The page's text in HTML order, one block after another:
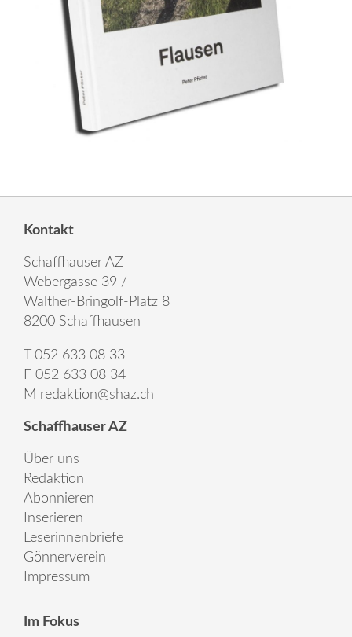
Kontakt
Schaffhauser AZ
Webergasse 39 /
Walther-Bringolf-Platz 8
8200 Schaffhausen
T 052 633 08 33
F 052 633 08 34
M redaktion@shaz.ch
Schaffhauser AZ
Über uns
Redaktion
Abonnieren
Inserieren
Leserinnenbriefe
Gönnerverein
Impressum
Im Fokus